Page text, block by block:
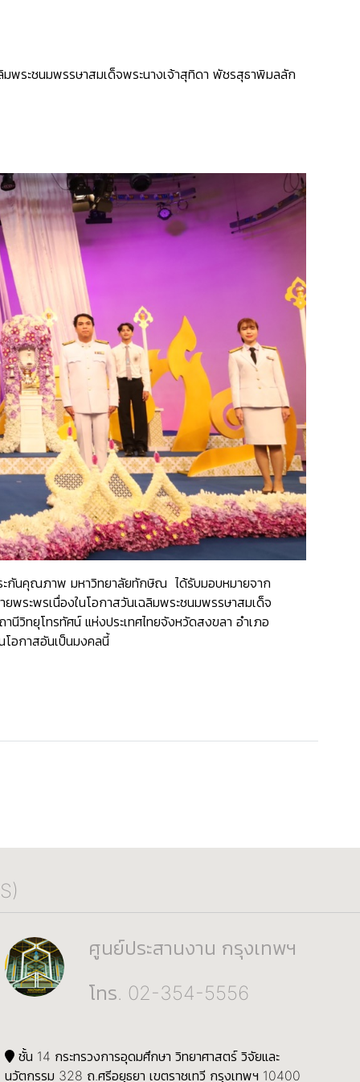
พระชนมพรรษาสมเด็จพระนางเจ้าสุทิดา พัชรสุธาพิมลลัก
ะกันคุณภาพ มหาวิทยาลัยทักษิณ ได้รับมอบหมายจาก
ระพรเนื่องในโอกาสวันเฉลิมพระชนมพรรษาสมเด็จ
ทยุโทรทัศน์ แห่งประเทศไทยจังหวัดสงขลา อําเภอ
อกาสอันเป็นมงคลนี้
ศูนย์ประสานงาน กรุงเทพฯ
โทร. 02-354-5556
ชั้น 14 กระทรวงการอุดมศึกษา วิทยาศาสตร์ วิจัยและ
นวัตกรรม 328 ถ.ศรีอยุธยา เขตราชเทวี กรุงเทพฯ 10400